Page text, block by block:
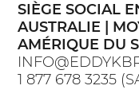
SIÈGE SOCIAL
AUSTRALIE |
AMÉRIQUE DU
1 877 678 3235